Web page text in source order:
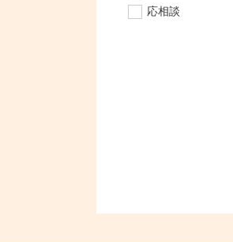
応相談